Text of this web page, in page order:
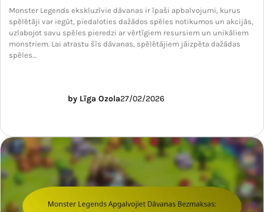
Monster Legends ekskluzīvie dāvanas ir īpaši apbalvojumi, kurus
spēlētāji var iegūt, piedaloties dažādos spēles notikumos un akcijās,
uzlabojot savu spēles pieredzi ar vērtīgiem resursiem un unikāliem
monstriem. Lai atrastu šīs dāvanas, spēlētājiem jāizpēta dažādas
spēles…
by Līga Ozola27/02/2026